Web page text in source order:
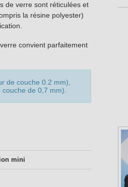
de verre sont réticulées et
la résine polyester)
convient parfaitement
de couche 0.2 mm),
de 0,7 mm).
mini